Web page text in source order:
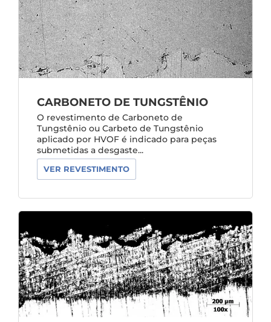
CARBONETO DE TUNGSTÊNIO
O revestimento de Carboneto de
Tungstênio ou Carbeto de Tungstênio
aplicado por HVOF é indicado para peças
submetidas a desgaste...
VER REVESTIMENTO